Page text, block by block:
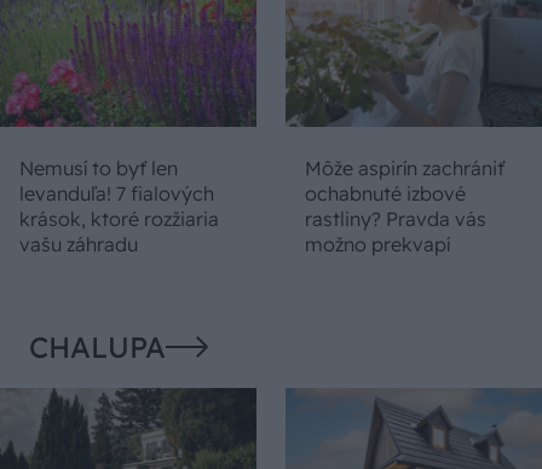
Nemusí to byť len
levanduľa! 7 fialových
krások, ktoré rozžiaria
vašu záhradu
Môže aspirín zachrániť
ochabnuté izbové
rastliny? Pravda vás
možno prekvapí
CHALUPA